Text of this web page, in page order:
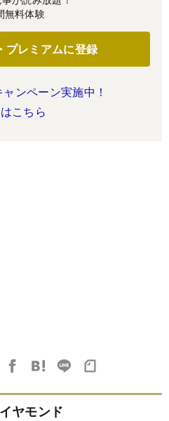
無料体験
プレミアムに登録
ンペーン実施中！
こちら
ヤモンド